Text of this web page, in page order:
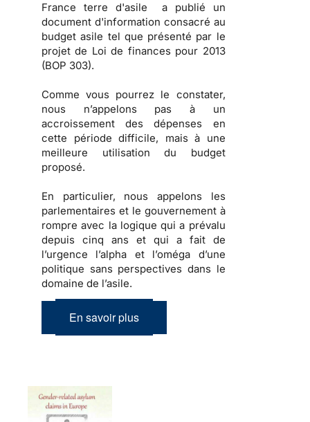
France terre d'asile a publié un
document d'information consacré au
budget asile tel que présenté par le
projet de Loi de finances pour 2013
(BOP 303).
Comme vous pourrez le constater,
nous n’appelons pas à un
accroissement des dépenses en
cette période difficile, mais à une
meilleure utilisation du budget
proposé.
En particulier, nous appelons les
parlementaires et le gouvernement à
rompre avec la logique qui a prévalu
depuis cinq ans et qui a fait de
l’urgence l’alpha et l’oméga d’une
politique sans perspectives dans le
domaine de l’asile.
En savoir plus